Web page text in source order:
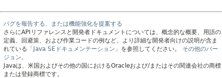
バグを報告する、または機能強化を提案する
さらにAPIリファレンスと開発者ドキュメントについては、概念的な概要、用語の
定義、回避策、および作業コードの例など、より詳細な開発者向けの説明が含ま
れている 「Java SEドキュメンテーション」 を参照してください。
その他のバー
ジョン。
Javaは、米国およびその他の国におけるOracleおよび/またはその関連会社の商標
または登録商標です。